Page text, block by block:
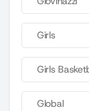
Girls
Girls
Global